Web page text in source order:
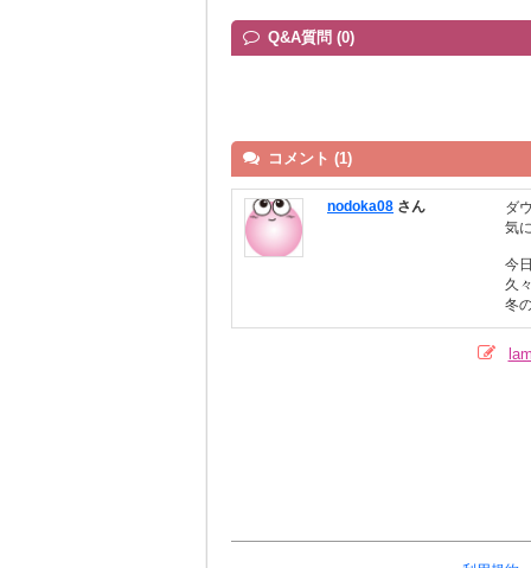
Q&A質問 (0)
コメント (1)
nodoka08 さん
ダ
気
今
久
冬